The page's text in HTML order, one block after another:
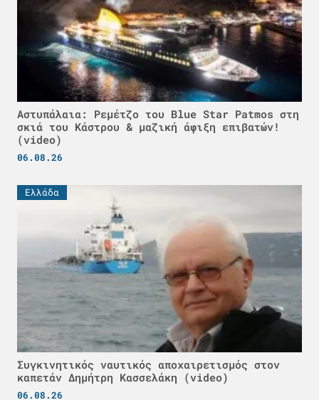
Αστυπάλαια: Ρεμέτζο του Blue Star Patmos στη
σκιά του Κάστρου & μαζική άφιξη επιβατών!
(video)
06.08.26
Ελλάδα
Συγκινητικός ναυτικός αποχαιρετισμός στον
καπετάν Δημήτρη Κασσελάκη (video)
06.08.26